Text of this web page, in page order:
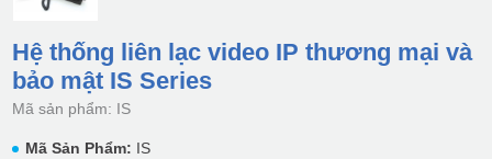
Hệ thống liên lạc video IP thương mại và
bảo mật IS Series
Mã sản phẩm: IS
Mã Sản Phẩm: IS